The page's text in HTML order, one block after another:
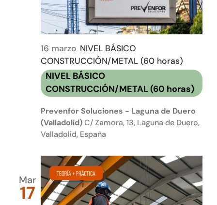
16 marzo NIVEL BÁSICO
CONSTRUCCIÓN/METAL (60 horas)
NIVEL BÁSICO
CONSTRUCCIÓN/METAL (60 horas)
Prevenfor Soluciones - Laguna de Duero
(Valladolid)C/ Zamora, 13, Laguna de Duero,
Valladolid, España
Mar
17